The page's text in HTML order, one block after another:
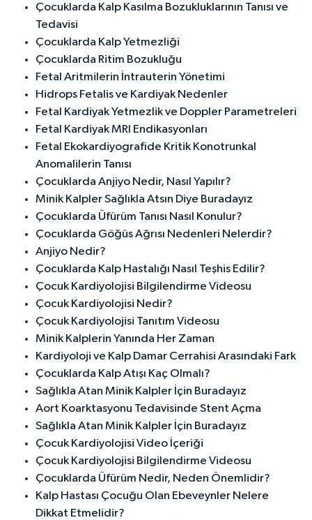
Çocuklarda Kalp Kasılma Bozukluklarının Tanısı ve
Tedavisi
Çocuklarda Kalp Yetmezliği
Çocuklarda Ritim Bozukluğu
Fetal Aritmilerin İntrauterin Yönetimi
Hidrops Fetalis ve Kardiyak Nedenler
Fetal Kardiyak Yetmezlik ve Doppler Parametreleri
Fetal Kardiyak MRI Endikasyonları
Fetal Ekokardiyografide Kritik Konotrunkal
Anomalilerin Tanısı
Çocuklarda Anjiyo Nedir, Nasıl Yapılır?
Minik Kalpler Sağlıkla Atsın Diye Buradayız
Çocuklarda Üfürüm Tanısı Nasıl Konulur?
Çocuklarda Göğüs Ağrısı Nedenleri Nelerdir?
Anjiyo Nedir?
Çocuklarda Kalp Hastalığı Nasıl Teşhis Edilir?
Çocuk Kardiyolojisi Bilgilendirme Videosu
Çocuk Kardiyolojisi Nedir?
Çocuk Kardiyolojisi Tanıtım Videosu
Minik Kalplerin Yanında Her Zaman
Kardiyoloji ve Kalp Damar Cerrahisi Arasındaki Fark
Çocuklarda Kalp Atışı Kaç Olmalı?
Sağlıkla Atan Minik Kalpler İçin Buradayız
Aort Koarktasyonu Tedavisinde Stent Açma
Sağlıkla Atan Minik Kalpler İçin Buradayız
Çocuk Kardiyolojisi Video İçeriği
Çocuk Kardiyolojisi Bilgilendirme Videosu
Çocuklarda Üfürüm Nedir, Neden Önemlidir?
Kalp Hastası Çocuğu Olan Ebeveynler Nelere
Dikkat Etmelidir?